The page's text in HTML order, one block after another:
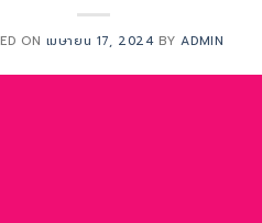
ON เมษายน 17, 2024 BYADMIN